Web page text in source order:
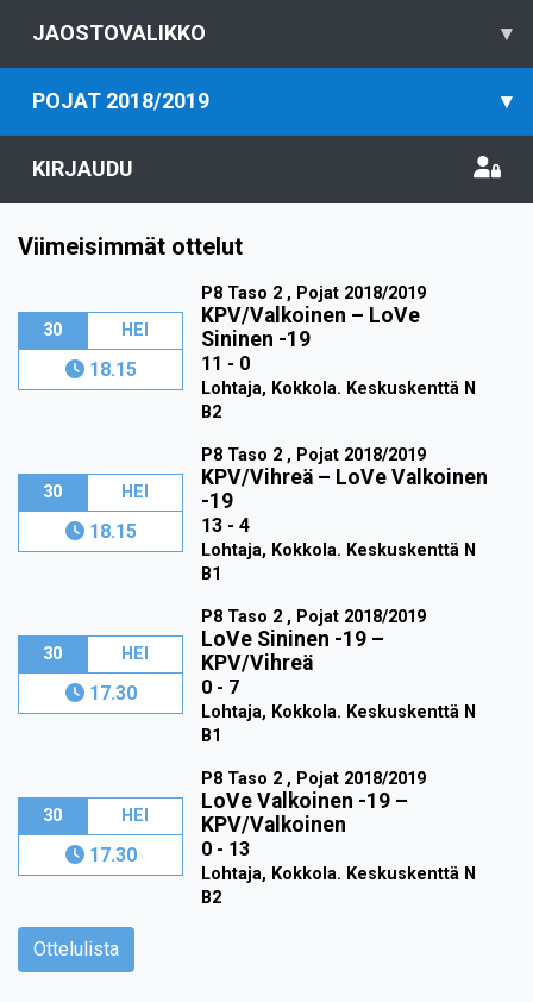
JAOSTOVALIKKO ▾
POJAT 2018/2019 ▾
KIRJAUDU
Viimeisimmät ottelut
30 HEI
18.15
P8 Taso 2 , Pojat 2018/2019
KPV/Valkoinen – LoVe
Sininen -19
11 - 0
Lohtaja, Kokkola. Keskuskenttä N
B2
30 HEI
18.15
P8 Taso 2 , Pojat 2018/2019
KPV/Vihreä – LoVe Valkoinen
-19
13 - 4
Lohtaja, Kokkola. Keskuskenttä N
B1
30 HEI
17.30
P8 Taso 2 , Pojat 2018/2019
LoVe Sininen -19 –
KPV/Vihreä
0 - 7
Lohtaja, Kokkola. Keskuskenttä N
B1
30 HEI
17.30
P8 Taso 2 , Pojat 2018/2019
LoVe Valkoinen -19 –
KPV/Valkoinen
0 - 13
Lohtaja, Kokkola. Keskuskenttä N
B2
Ottelulista